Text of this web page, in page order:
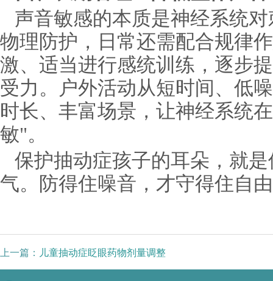
声音敏感的本质是神经系统
物理防护，日常还需配合规律
激、适当进行感统训练，逐步
受力。户外活动从短时间、低
时长、丰富场景，让神经系统
敏"。
保护抽动症孩子的耳朵，就
气。防得住噪音，才守得住自
上一篇： 儿童抽动症眨眼药物剂量调整